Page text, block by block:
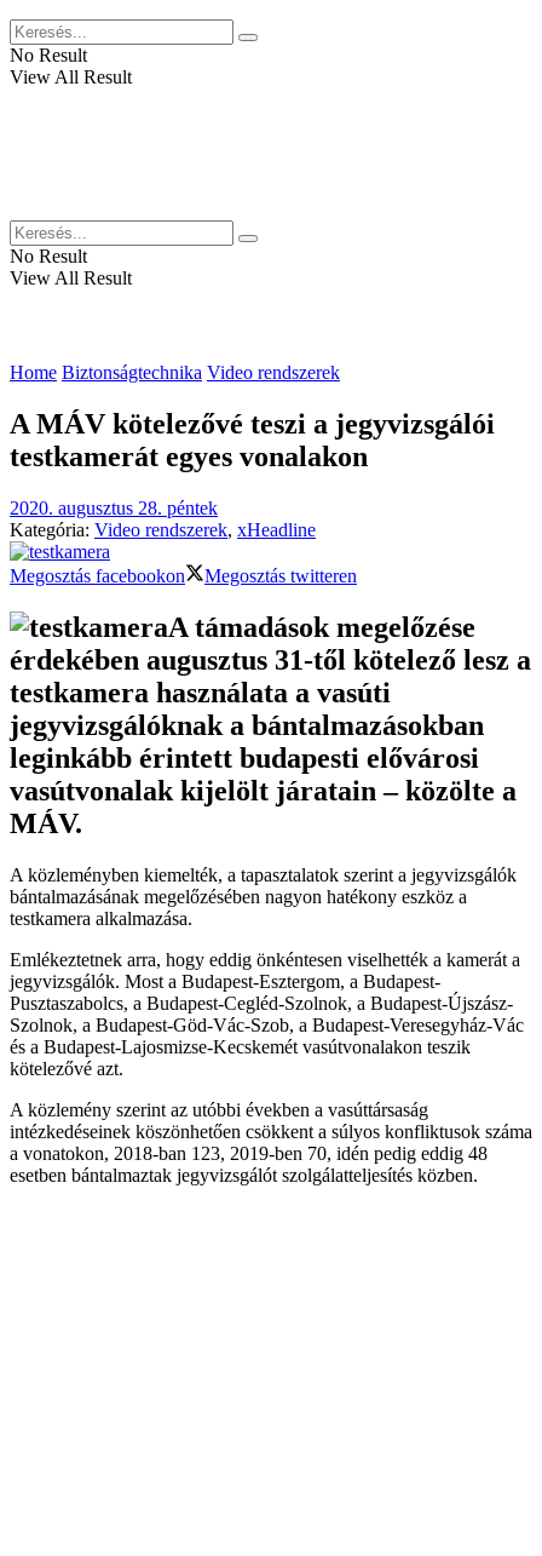
No Result
View All Result
No Result
View All Result
Home Biztonságtechnika Video rendszerek
A MÁV kötelezővé teszi a jegyvizsgálói
testkamerát egyes vonalakon
2020. augusztus 28. péntek
Kategória: Video rendszerek, xHeadline
Megosztás facebookon Megosztás twitteren
A támadások megelőzése
érdekében augusztus 31-től kötelező lesz a
testkamera használata a vasúti
jegyvizsgálóknak a bántalmazásokban
leginkább érintett budapesti elővárosi
vasútvonalak kijelölt járatain – közölte a
MÁV.
A közleményben kiemelték, a tapasztalatok szerint a jegyvizsgálók
bántalmazásának megelőzésében nagyon hatékony eszköz a
testkamera alkalmazása.
Emlékeztetnek arra, hogy eddig önkéntesen viselhették a kamerát a
jegyvizsgálók. Most a Budapest-Esztergom, a Budapest-
Pusztaszabolcs, a Budapest-Cegléd-Szolnok, a Budapest-Újszász-
Szolnok, a Budapest-Göd-Vác-Szob, a Budapest-Veresegyház-Vác
és a Budapest-Lajosmizse-Kecskemét vasútvonalakon teszik
kötelezővé azt.
A közlemény szerint az utóbbi években a vasúttársaság
intézkedéseinek köszönhetően csökkent a súlyos konfliktusok száma
a vonatokon, 2018-ban 123, 2019-ben 70, idén pedig eddig 48
esetben bántalmaztak jegyvizsgálót szolgálatteljesítés közben.